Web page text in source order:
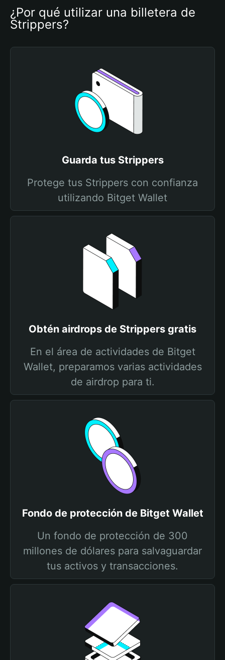
¿Por qué utilizar una billetera de
Strippers?
Guarda tus Strippers
Protege tus Strippers con confianza
utilizando Bitget Wallet
Obtén airdrops de Strippers gratis
En el área de actividades de Bitget
Wallet, preparamos varias actividades
de airdrop para ti.
Fondo de protección de Bitget Wallet
Un fondo de protección de 300
millones de dólares para salvaguardar
tus activos y transacciones.